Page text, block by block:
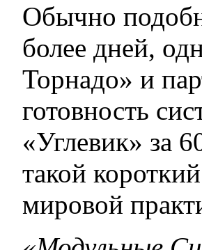
Обычно
более дней,
Торнадо» и
готовность
«Углевик» за
такой
мировой